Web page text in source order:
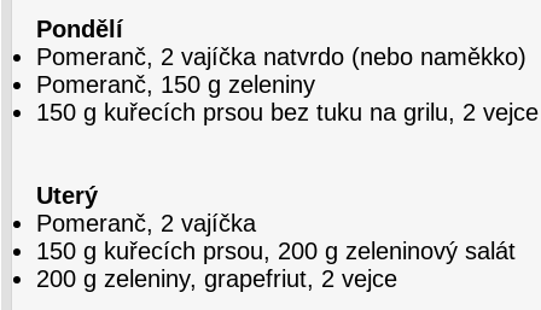
Pondělí
Pomeranč, 2 vajíčka natvrdo (nebo naměkko)
Pomeranč, 150 g zeleniny
150 g kuřecích prsou bez tuku na grilu, 2
Uterý
Pomeranč, 2 vajíčka
150 g kuřecích prsou, 200 g zeleninový salát
200 g zeleniny, grapefriut, 2 vejce